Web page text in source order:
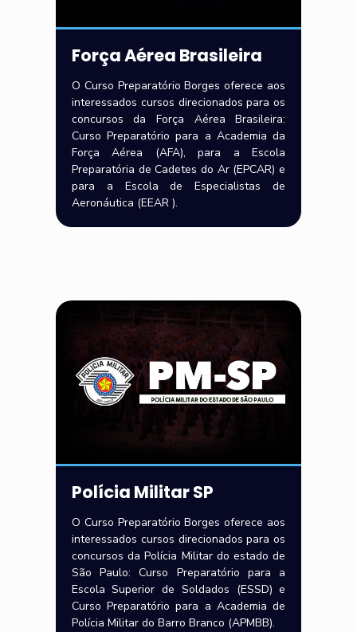
Força Aérea Brasileira
O Curso Preparatório Borges oferece aos
interessados cursos direcionados para os
concursos da Força Aérea Brasileira:
Curso Preparatório para a Academia da
Força Aérea (AFA), para a Escola
Preparatória de Cadetes do Ar (EPCAR) e
para a Escola de Especialistas de
Aeronáutica (EEAR ).
Polícia Militar SP
O Curso Preparatório Borges oferece aos
interessados cursos direcionados para os
concursos da Polícia Militar do estado de
São Paulo: Curso Preparatório para a
Escola Superior de Soldados (ESSD) e
Curso Preparatório para a Academia de
Polícia Militar do Barro Branco (APMBB).